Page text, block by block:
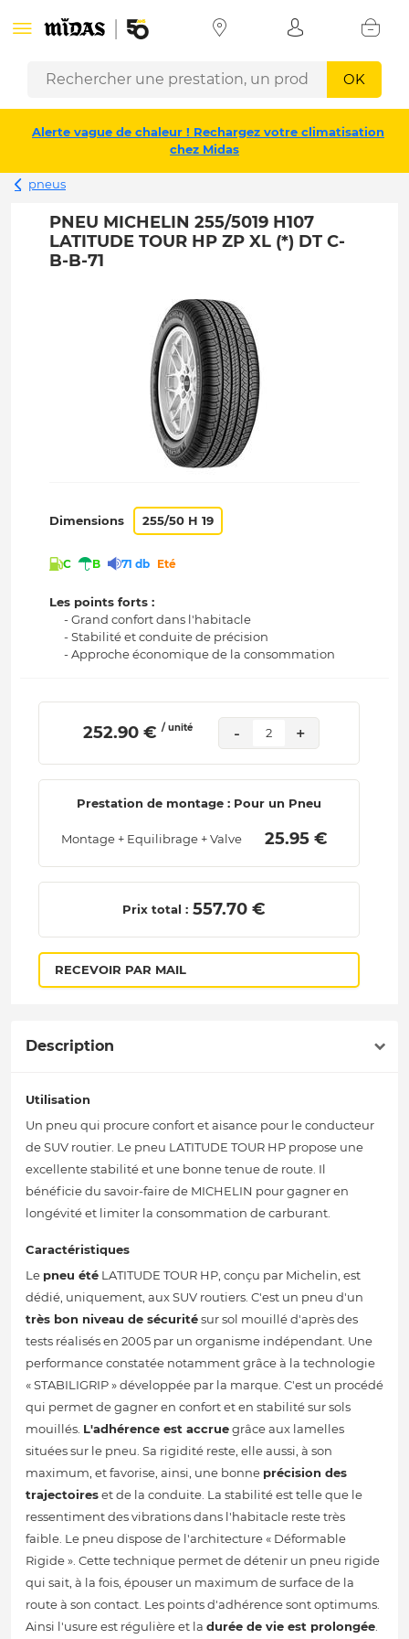
OK
Alerte vague de chaleur ! Rechargez votre climatisation
chez Midas
pneus
PNEU MICHELIN 255/5019 H107
LATITUDE TOUR HP ZP XL (*) DT C-
B-B-71
Dimensions 255/50 H 19
C B 71 db Eté
Les points forts :
- Grand confort dans l'habitacle
- Stabilité et conduite de précision
- Approche économique de la consommation
252.90 € / unité - 2 +
Prestation de montage : Pour un Pneu
Montage + Equilibrage + Valve 25.95 €
Prix total : 557.70 €
RECEVOIR PAR MAIL
Description
Utilisation
Un pneu qui procure confort et aisance pour le conducteur
de SUV routier. Le pneu LATITUDE TOUR HP propose une
excellente stabilité et une bonne tenue de route. Il
bénéficie du savoir-faire de MICHELIN pour gagner en
longévité et limiter la consommation de carburant.
Caractéristiques
Le pneu été LATITUDE TOUR HP, conçu par Michelin, est
dédié, uniquement, aux SUV routiers. C'est un pneu d'un
très bon niveau de sécuritésur sol mouillé d'après des
tests réalisés en 2005 par un organisme indépendant. Une
performance constatée notamment grâce à la technologie
« STABILIGRIP » développée par la marque. C'est un procédé
qui permet de gagner en confort et en stabilité sur sols
mouillés. L'adhérence est accruegrâce aux lamelles
situées sur le pneu. Sa rigidité reste, elle aussi, à son
maximum, et favorise, ainsi, une bonne précision des
trajectoireset de la conduite. La stabilité est telle que le
ressentiment des vibrations dans l'habitacle reste très
faible. Le pneu dispose de l'architecture « Déformable
Rigide ». Cette technique permet de détenir un pneu rigide
qui sait, à la fois, épouser un maximum de surface de la
route à son contact. Les points d'adhérence sont optimums.
Ainsi l'usure est régulière et la durée de vie est prolongée.